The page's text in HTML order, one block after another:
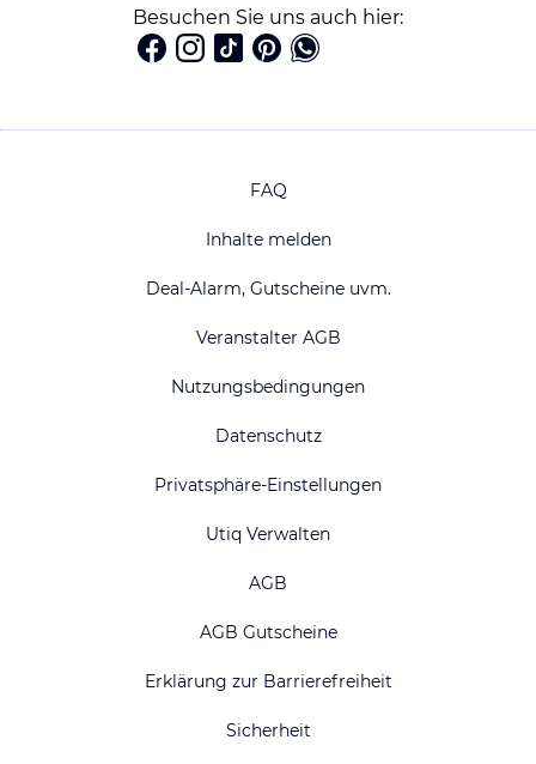
Besuchen Sie uns auch hier:
FAQ
Inhalte melden
Deal-Alarm, Gutscheine uvm.
Veranstalter AGB
Nutzungsbedingungen
Datenschutz
Privatsphäre-Einstellungen
Utiq Verwalten
AGB
AGB Gutscheine
Erklärung zur Barrierefreiheit
Sicherheit